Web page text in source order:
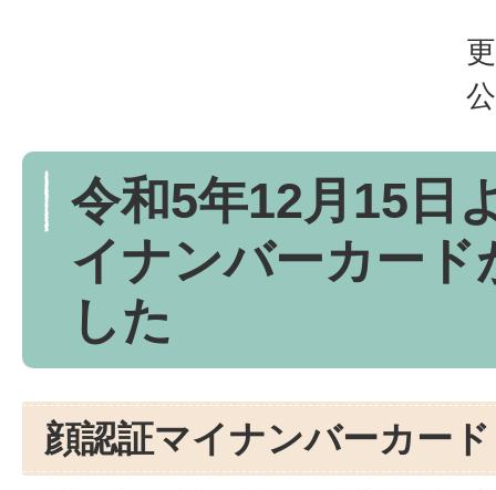
令和5年12月15日
イナンバーカード
した
顔認証マイナンバーカー